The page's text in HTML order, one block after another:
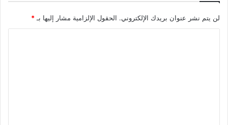
لن يتم نشر عنوان بريدك الإلكتروني. الحقول الإلزامية مشار إليها بـ*